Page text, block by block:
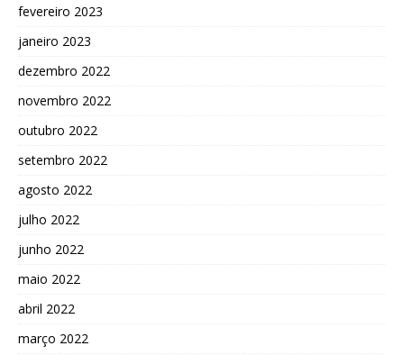
fevereiro 2023
janeiro 2023
dezembro 2022
novembro 2022
outubro 2022
setembro 2022
agosto 2022
julho 2022
junho 2022
maio 2022
abril 2022
março 2022